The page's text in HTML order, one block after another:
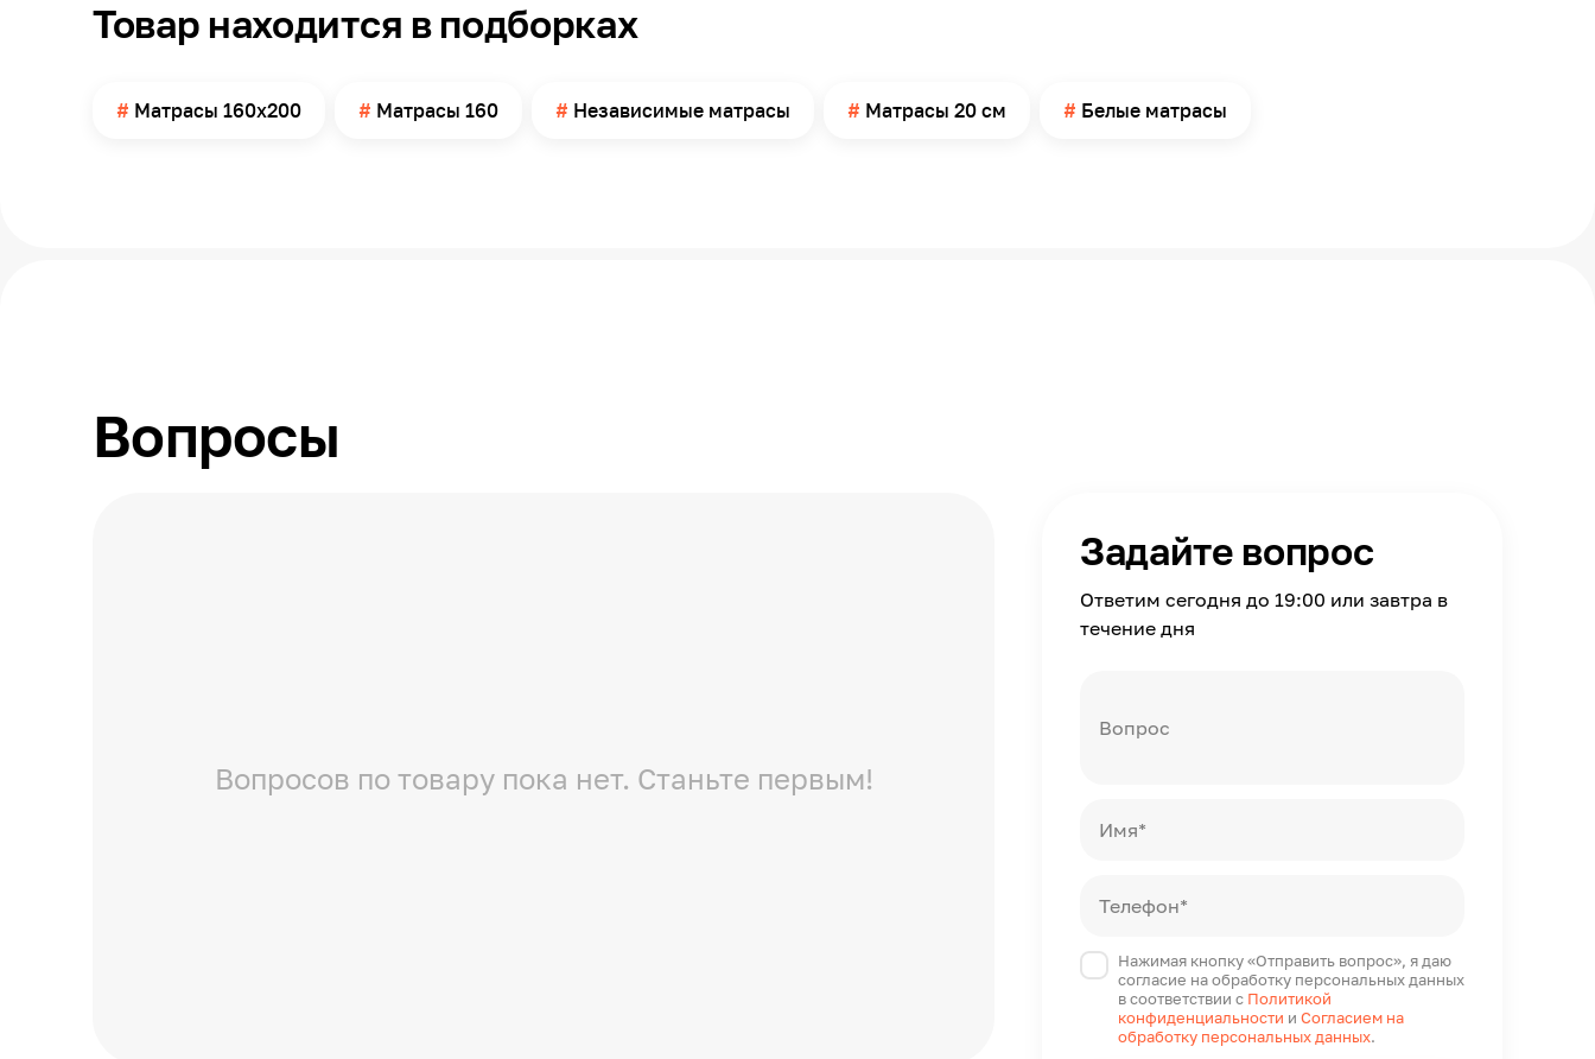
Товар находится в подборках
Матрасы 160х200 Матрасы 160 Независимые матрасы Матрасы 20 см Белые матрасы
Вопросы
Вопросов по товару пока нет. Станьте первым!
Задайте вопрос
Ответим сегодня до 19:00 или завтра в
течение дня
Вопрос
Имя*
Телефон*
Нажимая кнопку «Отправить вопрос», я даю
согласие на обработку персональных данных
в соответствии с Политикой
конфиденциальности и Согласием на
обработку персональных данных.